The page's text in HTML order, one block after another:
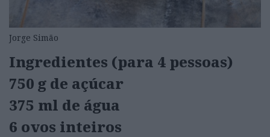
Jorge Simão
Ingredientes (para 4 pessoas)
750 g de açúcar
375 ml de água
6 ovos inteiros